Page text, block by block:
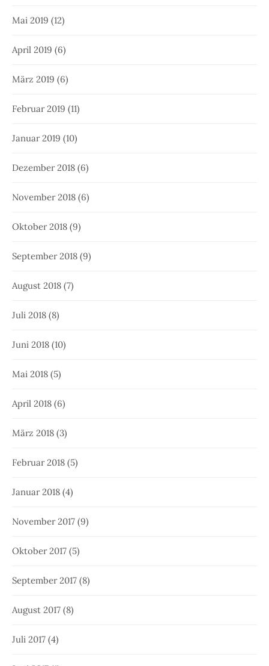
Mai 2019 (12)
April 2019 (6)
März 2019 (6)
Februar 2019 (11)
Januar 2019 (10)
Dezember 2018 (6)
November 2018 (6)
Oktober 2018 (9)
September 2018 (9)
August 2018 (7)
Juli 2018 (8)
Juni 2018 (10)
Mai 2018 (5)
April 2018 (6)
März 2018 (3)
Februar 2018 (5)
Januar 2018 (4)
November 2017 (9)
Oktober 2017 (5)
September 2017 (8)
August 2017 (8)
Juli 2017 (4)